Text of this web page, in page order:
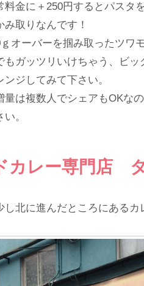
料金に＋250円するとパスタ
取りなんです！
オーバーを掴み取ったツワ
もガッツリいけちゃう、ビ
ジしてみて下さい。
量は複数人でシェアもOKな
。
カレー専門店
し北に進んだところにあるカ